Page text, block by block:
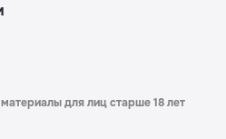
для лиц старше 18 лет